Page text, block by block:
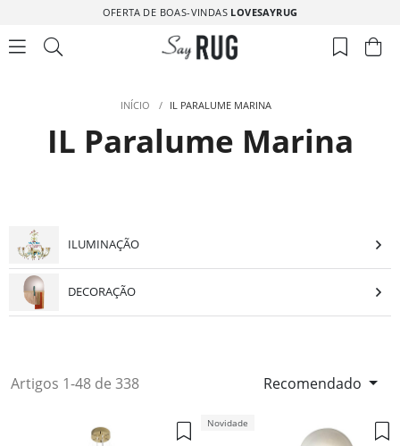
OFERTA DE BOAS-VINDAS LOVESAYRUG
INÍCIO / IL PARALUME MARINA
IL Paralume Marina
ILUMINAÇÃO
DECORAÇÃO
Artigos 1-48 de 338 Recomendado
Novidade